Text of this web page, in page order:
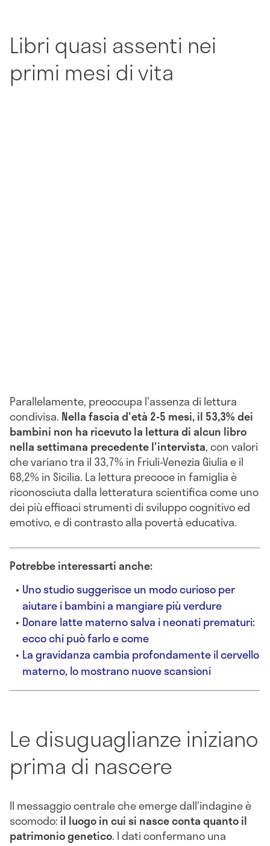
Libri quasi assenti nei
primi mesi di vita
Parallelamente, preoccupa l'assenza di lettura
condivisa. Nella fascia d'età 2-5 mesi, il 53,3% dei
bambini non ha ricevuto la lettura di alcun libro
nella settimana precedente l'intervista, con valori
che variano tra il 33,7% in Friuli-Venezia Giulia e il
68,2% in Sicilia. La lettura precoce in famiglia è
riconosciuta dalla letteratura scientifica come uno
dei più efficaci strumenti di sviluppo cognitivo ed
emotivo, e di contrasto alla povertà educativa.
Potrebbe interessarti anche:
Uno studio suggerisce un modo curioso per
aiutare i bambini a mangiare più verdure
Donare latte materno salva i neonati prematuri:
ecco chi può farlo e come
La gravidanza cambia profondamente il cervello
materno, lo mostrano nuove scansioni
Le disuguaglianze iniziano
prima di nascere
Il messaggio centrale che emerge dall'indagine è
scomodo: il luogo in cui si nasce conta quanto il
patrimonio genetico. I dati confermano una